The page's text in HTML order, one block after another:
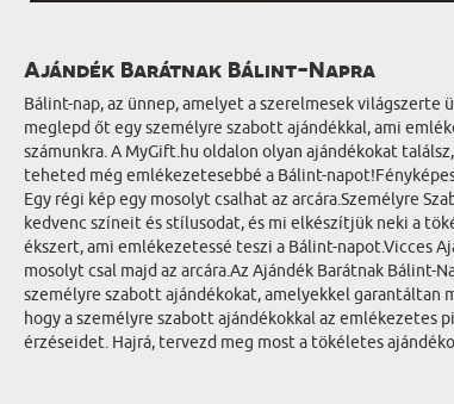
Ajándék Barátnak Bálint-Napra
Bálint-nap, az ünnep, amelyet a szerelmesek
meglepd őt egy személyre szabott ajándékkal, ami
számunkra. A MyGift.hu oldalon olyan ajándékokat
teheted még emlékezetesebbé a Bálint-
Egy régi kép egy mosolyt csalhat az arcára.Személyre
kedvenc színeit és stílusodat, és mi elkészítjük neki a
ékszert, ami emlékezetessé teszi a Bálint-napot.Vicces
mosolyt csal majd az arcára.Az Ajándék Barátnak
személyre szabott ajándékokat, amelyekkel garantáltan
hogy a személyre szabott ajándékokkal az
érzéseidet. Hajrá, tervezd meg most a tökéletes